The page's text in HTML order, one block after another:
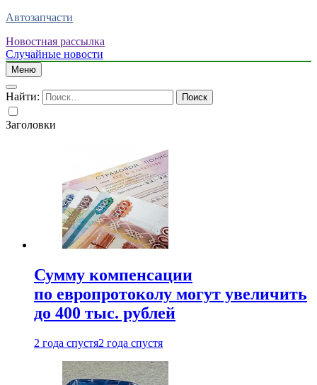
Автозапчасти
Новостная рассылка
Случайные новости
Меню
Найти:
Заголовки
Сумму компенсации
по европротоколу могут увеличить
до 400 тыс. рублей
2 года спустя2 года спустя